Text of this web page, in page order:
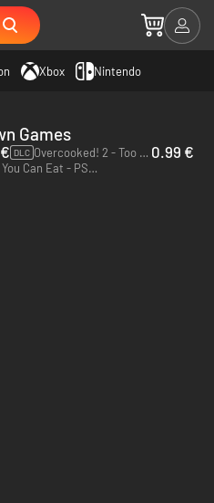
Xbox Nintendo
Games
DLC Overcooked! 2 - Too Many Cooks Pack - PC & Mac (Steam) 0.99 €
Overcooked! All You Can Eat - PS4 & PS5